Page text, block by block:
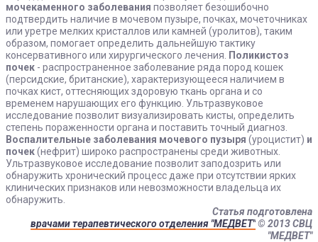
мочекаменного заболевания позволяет безошибочно
подтвердить наличие в мочевом пузыре, почках, мочеточниках
или уретре мелких кристаллов или камней (уролитов), таким
образом, помогает определить дальнейшую тактику
консервативного или хирургического лечения.
Поликистоз
почек - распространенное заболевание ряда пород кошек
(персидские, британские), характеризующееся наличием в
почках кист, оттесняющих здоровую ткань органа и со
временем нарушающих его функцию. Ультразвуковое
исследование позволит визуализировать кисты, определить
степень пораженности органа и поставить точный диагноз.
Воспалительные заболевания мочевого пузыря (уроцистит) и
почек(нефрит) широко распространены среди животных.
Ультразвуковое исследование позволит заподозрить или
обнаружить хронический процесс даже при отсутствии ярких
клинических признаков или невозможности владельца их
обнаружить.
Статья подготовлена
врачами терапевтического отделения "МЕДВЕТ"© 2013 СВЦ
"МЕДВЕТ"